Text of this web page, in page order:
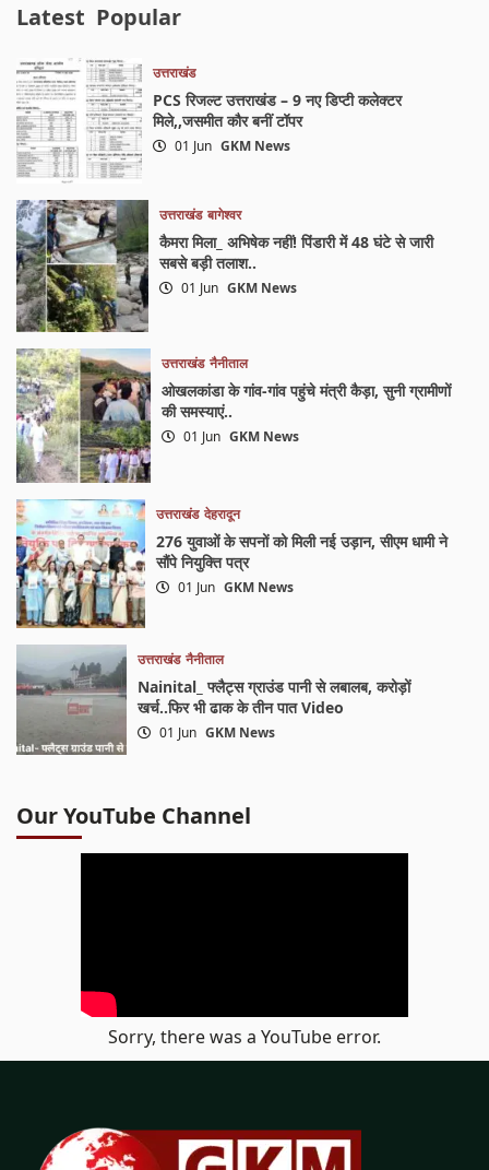
Latest Popular
उत्तराखंड
PCS रिजल्ट उत्तराखंड – 9 नए डिप्टी कलेक्टर
मिले,,जसमीत कौर बनीं टॉपर
01 Jun GKM News
उत्तराखंड बागेश्वर
कैमरा मिला_ अभिषेक नहीं! पिंडारी में 48 घंटे से जारी
सबसे बड़ी तलाश..
01 Jun GKM News
उत्तराखंड नैनीताल
ओखलकांडा के गांव-गांव पहुंचे मंत्री कैड़ा, सुनी ग्रामीणों
की समस्याएं..
01 Jun GKM News
उत्तराखंड देहरादून
276 युवाओं के सपनों को मिली नई उड़ान, सीएम धामी ने
सौंपे नियुक्ति पत्र
01 Jun GKM News
उत्तराखंड नैनीताल
Nainital_ फ्लैट्स ग्राउंड पानी से लबालब, करोड़ों
खर्च..फिर भी ढाक के तीन पात Video
01 Jun GKM News
Our YouTube Channel
Sorry, there was a YouTube error.